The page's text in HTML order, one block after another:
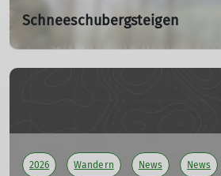
Schneeschubergsteigen
... am Dachstein - WS 02
Sonja, Miriam und Sylvia) mit
2026 Wandern News News